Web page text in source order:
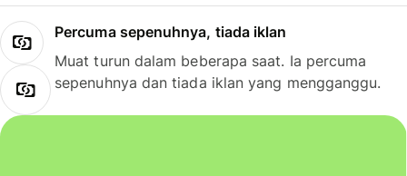
Percuma sepenuhnya, tiada iklan
Muat turun dalam beberapa saat. Ia percuma
sepenuhnya dan tiada iklan yang mengganggu.